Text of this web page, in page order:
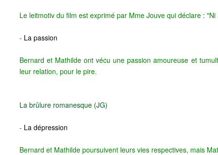
Le leitmotiv du film est exprimé par Mme Jouve qui déclare :
- La passion
Bernard et Mathilde ont vécu une passion amoureuse et
leur relation, pour le pire.
La brûlure romanesque (JG)
- La dépression
Bernard et Mathilde poursuivent leurs vies respectives, mais